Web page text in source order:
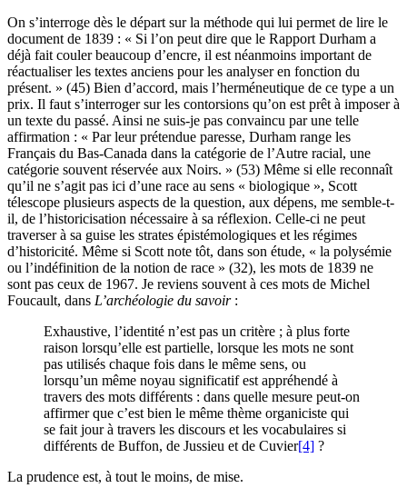
On s’interroge dès le départ sur la méthode qui lui permet de lire le
document de 1839 : « Si l’on peut dire que le Rapport Durham a
déjà fait couler beaucoup d’encre, il est néanmoins important de
réactualiser les textes anciens pour les analyser en fonction du
présent. » (45) Bien d’accord, mais l’herméneutique de ce type a un
prix. Il faut s’interroger sur les contorsions qu’on est prêt à imposer à
un texte du passé. Ainsi ne suis-je pas convaincu par une telle
affirmation : « Par leur prétendue paresse, Durham range les
Français du Bas-Canada dans la catégorie de l’Autre racial, une
catégorie souvent réservée aux Noirs. » (53) Même si elle reconnaît
qu’il ne s’agit pas ici d’une race au sens « biologique », Scott
télescope plusieurs aspects de la question, aux dépens, me semble-t-
il, de l’historicisation nécessaire à sa réflexion. Celle-ci ne peut
traverser à sa guise les strates épistémologiques et les régimes
d’historicité. Même si Scott note tôt, dans son étude, « la polysémie
ou l’indéfinition de la notion de race » (32), les mots de 1839 ne
sont pas ceux de 1967. Je reviens souvent à ces mots de Michel
Foucault, dans L’archéologie du savoir:
Exhaustive, l’identité n’est pas un critère ; à plus forte
raison lorsqu’elle est partielle, lorsque les mots ne sont
pas utilisés chaque fois dans le même sens, ou
lorsqu’un même noyau significatif est appréhendé à
travers des mots différents : dans quelle mesure peut-on
affirmer que c’est bien le même thème organiciste qui
se fait jour à travers les discours et les vocabulaires si
différents de Buffon, de Jussieu et de Cuvier[4] ?
La prudence est, à tout le moins, de mise.